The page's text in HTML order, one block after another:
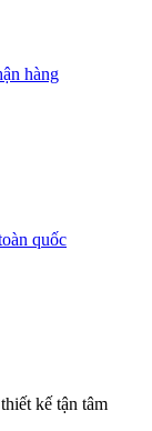
hàng
quốc
kế tận tâm